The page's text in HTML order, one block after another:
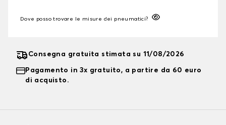
Dove posso trovare le misure dei pneumatici?
Consegna gratuita stimata su 11/08/2026
Pagamento in 3x gratuito, a partire da 60 euro
di acquisto.